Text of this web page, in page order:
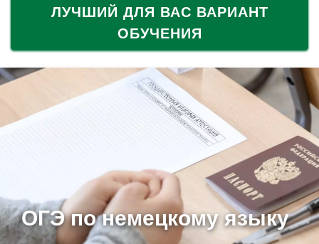
ЛУЧШИЙ ДЛЯ ВАС ВАРИАНТ
ОБУЧЕНИЯ
ОГЭ по немецкому языку